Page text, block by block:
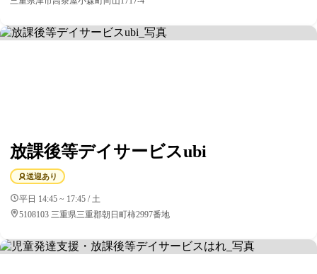
放課後等デイサービスubi
送迎あり
平日 14:45 ~ 17:45 / 土
5108103 三重県三重郡朝日町柿2997番地